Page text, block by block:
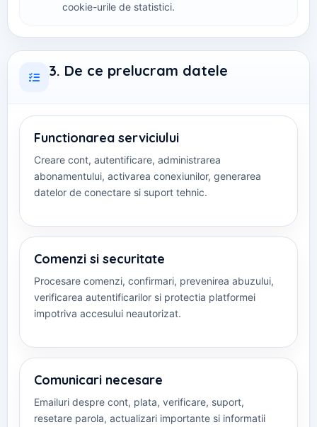
cookie-urile de statistici.
3. De ce prelucram datele
Functionarea serviciului
Creare cont, autentificare, administrarea
abonamentului, activarea conexiunilor, generarea
datelor de conectare si suport tehnic.
Comenzi si securitate
Procesare comenzi, confirmari, prevenirea abuzului,
verificarea autentificarilor si protectia platformei
impotriva accesului neautorizat.
Comunicari necesare
Emailuri despre cont, plata, verificare, suport,
resetare parola, actualizari importante si informatii